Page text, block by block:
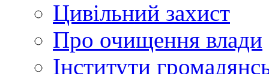
Цивільний захист
Про очищення влади
Інститути